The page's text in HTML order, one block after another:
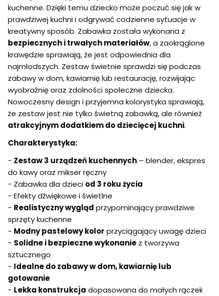
kuchenne. Dzięki temu dziecko może poczuć się jak w
prawdziwej kuchni i odgrywać codzienne sytuacje w
kreatywny sposób. Zabawka została wykonana z
bezpiecznych i trwałych materiałów, a zaokrąglone
krawędzie sprawiają, że jest odpowiednia dla
najmłodszych. Zestaw świetnie sprawdzi się podczas
zabawy w dom, kawiarnię lub restaurację, rozwijając
wyobraźnię oraz zdolności społeczne dziecka.
Nowoczesny design i przyjemna kolorystyka sprawiają,
że zestaw jest nie tylko świetną zabawką, ale również
atrakcyjnym dodatkiem do dziecięcej kuchni.
Charakterystyka:
- Zestaw 3 urządzeń kuchennych – blender, ekspres
do kawy oraz mikser ręczny
- Zabawka dla dzieci od 3 roku życia
- Efekty dźwiękowe i świetlne
- Realistyczny wygląd przypominający prawdziwe
sprzęty kuchenne
- Modny pastelowy kolor przyciągający uwagę dzieci
- Solidne i bezpieczne wykonanie z tworzywa
sztucznego
- Idealne do zabawy w dom, kawiarnię lub
gotowanie
- Lekka konstrukcja dopasowana do małych rączek